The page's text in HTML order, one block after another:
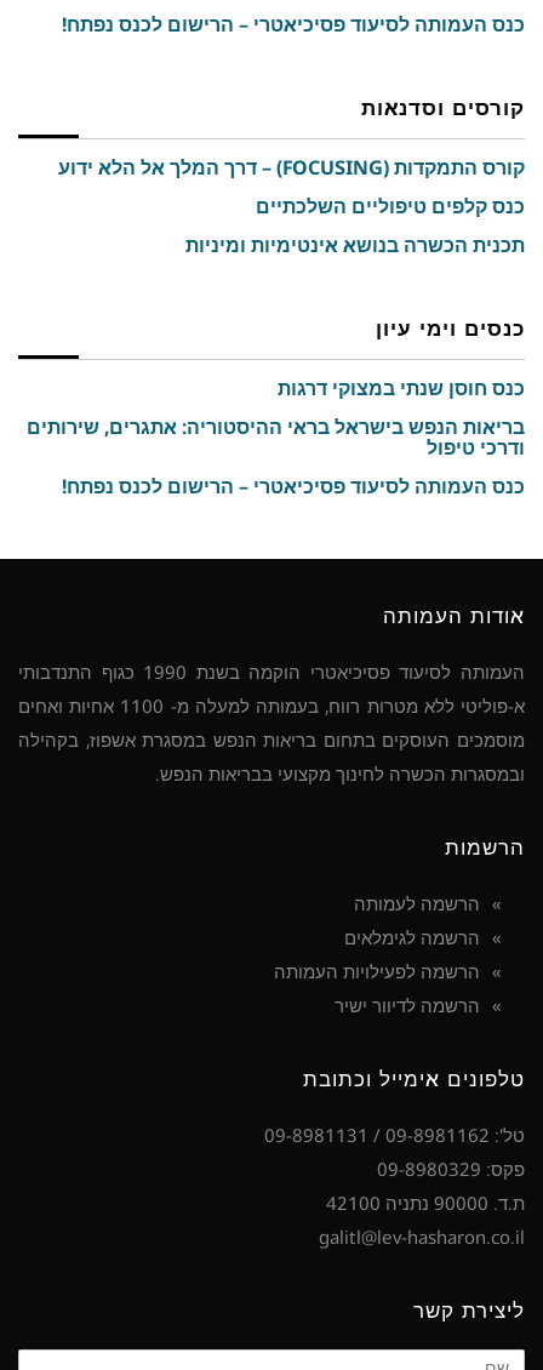
כנס העמותה לסיעוד פסיכיאטרי – הרישום לכנס נפתח!
קורסים וסדנאות
קורס התמקדות (FOCUSING) – דרך המלך אל הלא ידוע
כנס קלפים טיפוליים השלכתיים
תכנית הכשרה בנושא אינטימיות ומיניות
כנסים וימי עיון
כנס חוסן שנתי במצוקי דרגות
בריאות הנפש בישראל בראי ההיסטוריה: אתגרים, שירותים
ודרכי טיפול
כנס העמותה לסיעוד פסיכיאטרי – הרישום לכנס נפתח!
אודות העמותה
העמותה לסיעוד פסיכיאטרי הוקמה בשנת 1990 כגוף התנדבותי
א-פוליטי ללא מטרות רווח, בעמותה למעלה מ- 1100 אחיות ואחים
מוסמכים העוסקים בתחום בריאות הנפש במסגרת אשפוז, בקהילה
ובמסגרות הכשרה לחינוך מקצועי בבריאות הנפש.
הרשמות
הרשמה לעמותה
הרשמה לגימלאים
הרשמה לפעילויות העמותה
הרשמה לדיוור ישיר
טלפונים אימייל וכתובת
טל': 09-8981162 / 09-8981131
פקס: 09-8980329
ת.ד. 90000 נתניה 42100
galitl@lev-hasharon.co.il
ליצירת קשר
שם